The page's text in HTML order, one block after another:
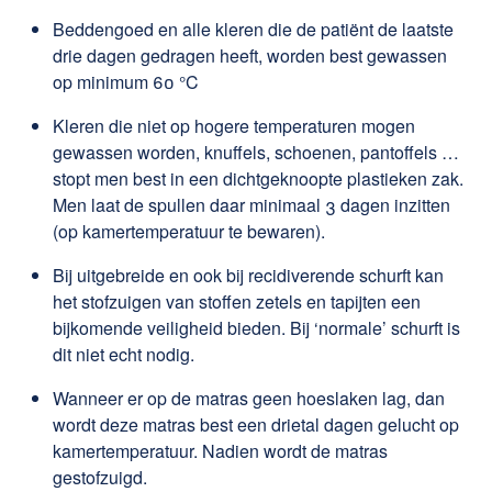
Beddengoed en alle kleren die de patiënt de laatste
drie dagen gedragen heeft, worden best gewassen
op minimum 60 °C
Kleren die niet op hogere temperaturen mogen
gewassen worden, knuffels, schoenen, pantoffels …
stopt men best in een dichtgeknoopte plastieken zak.
Men laat de spullen daar minimaal 3 dagen inzitten
(op kamertemperatuur te bewaren).
Bij uitgebreide en ook bij recidiverende schurft kan
het stofzuigen van stoffen zetels en tapijten een
bijkomende veiligheid bieden. Bij ‘normale’ schurft is
dit niet echt nodig.
Wanneer er op de matras geen hoeslaken lag, dan
wordt deze matras best een drietal dagen gelucht op
kamertemperatuur. Nadien wordt de matras
gestofzuigd.